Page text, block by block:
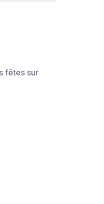
fêtes sur